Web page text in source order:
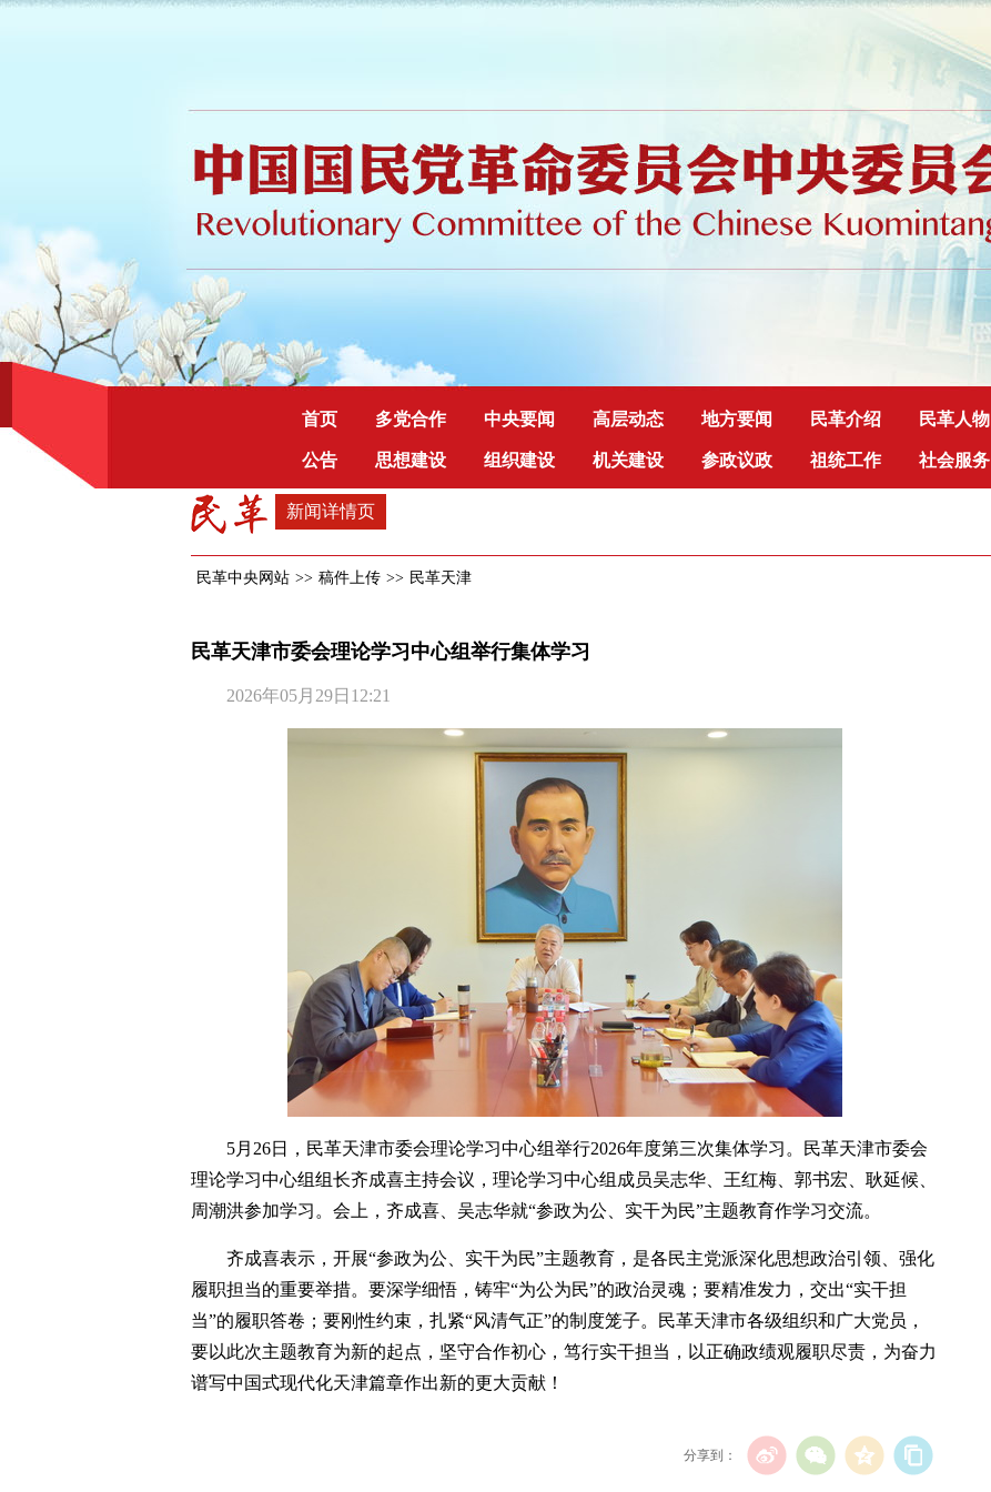
首页 多党合作 中央要闻 高层动态 地方要闻 民革介绍 民革人物
公告 思想建设 组织建设 机关建设 参政议政 祖统工作 社会服务
新闻详情页
民革中央网站 >> 稿件上传 >> 民革天津
民革天津市委会理论学习中心组举行集体学习
2026年05月29日12:21
5月26日，民革天津市委会理论学习中心组举行2026年度第三次集体学习。民革天津市委会
理论学习中心组组长齐成喜主持会议，理论学习中心组成员吴志华、王红梅、郭书宏、耿延候、
周潮洪参加学习。会上，齐成喜、吴志华就“参政为公、实干为民”主题教育作学习交流。
齐成喜表示，开展“参政为公、实干为民”主题教育，是各民主党派深化思想政治引领、强化
履职担当的重要举措。要深学细悟，铸牢“为公为民”的政治灵魂；要精准发力，交出“实干担
当”的履职答卷；要刚性约束，扎紧“风清气正”的制度笼子。民革天津市各级组织和广大党员，
要以此次主题教育为新的起点，坚守合作初心，笃行实干担当，以正确政绩观履职尽责，为奋力
谱写中国式现代化天津篇章作出新的更大贡献！
分享到：